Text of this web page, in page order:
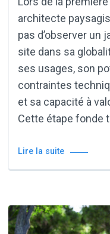
architecte
pas d’observer un
site dans sa
ses usages, son
contraintes
et sa capacité à
Cette étape fonde
Lire la suite